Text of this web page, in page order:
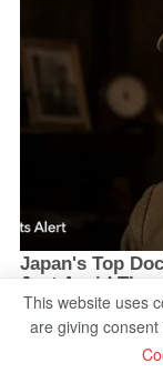
This website uses
are giving